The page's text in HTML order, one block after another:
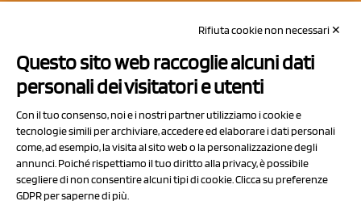
Capitale sociale Euro 50.000,00 i.v.
Contatti
Privacy Policy
Cookie Policy
Chi Siamo
Rifiuta cookie non necessari ✕
Questo sito web raccoglie alcuni dati
personali dei visitatori e utenti
Con il tuo consenso, noi e i nostri partner utilizziamo i cookie e
tecnologie simili per archiviare, accedere ed elaborare i dati personali
come, ad esempio, la visita al sito web o la personalizzazione degli
annunci. Poiché rispettiamo il tuo diritto alla privacy, è possibile
scegliere di non consentire alcuni tipi di cookie. Clicca su preferenze
GDPR per saperne di più.